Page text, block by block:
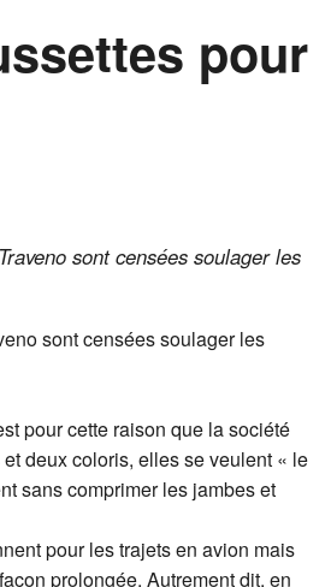
pour
sont censées soulager les
sont censées soulager les
pour cette raison que la société
deux coloris, elles se veulent « le
sans comprimer les jambes et
pour les trajets en avion mais
prolongée. Autrement dit, en